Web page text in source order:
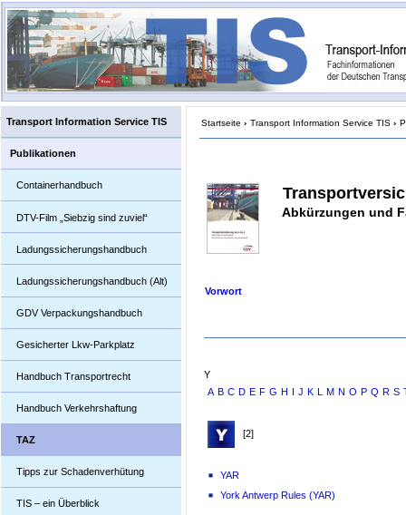
Transport Information Service TIS
Publikationen
Containerhandbuch
DTV-Film „Siebzig sind zuviel“
Ladungssicherungshandbuch
Ladungssicherungshandbuch (Alt)
GDV Verpackungshandbuch
Gesicherter Lkw-Parkplatz
Handbuch Transportrecht
Handbuch Verkehrshaftung
TAZ
Tipps zur Schadenverhütung
TIS – ein Überblick
Startseite › Transport Information Service TIS ›
Abkürzungen und
Vorwort
Y
A B C D E F G H J K M N O P Q R S
[2]
YAR
York Antwerp Rules (YAR)